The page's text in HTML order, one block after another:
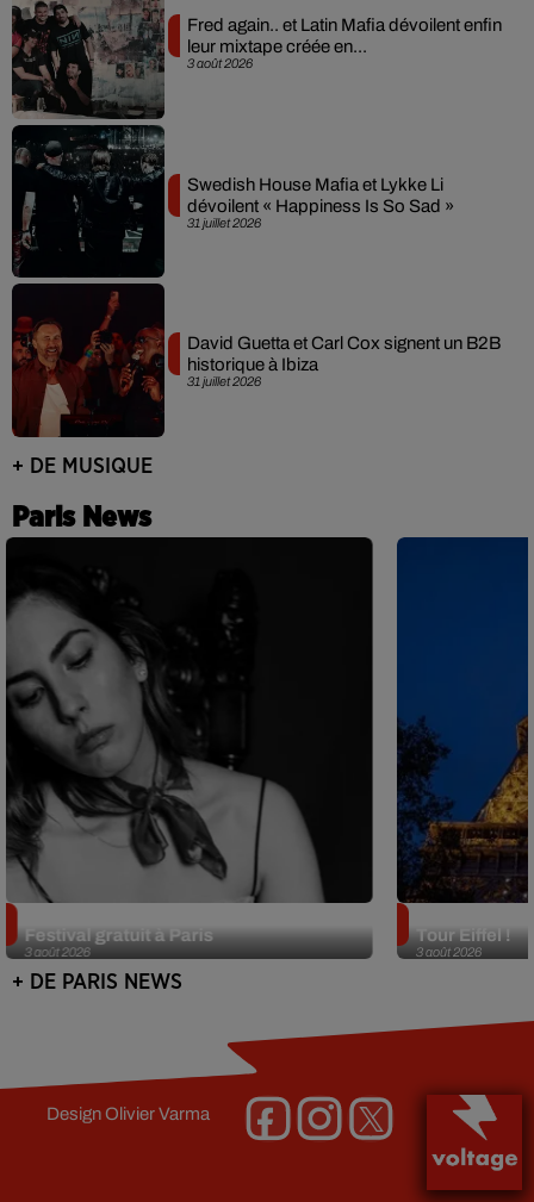
3 août 2026
Fred again.. et Latin Mafia dévoilent enfin
leur mixtape créée en...
31 juillet 2026
Swedish House Mafia et Lykke Li
dévoilent « Happiness Is So Sad »
31 juillet 2026
David Guetta et Carl Cox signent un B2B
historique à Ibiza
+ DE MUSIQUE
Paris News
3 août 2026
Festival gratuit à Paris
3 août 2026
Tour Eiffel !
+ DE PARIS NEWS
DesignOlivier Varma